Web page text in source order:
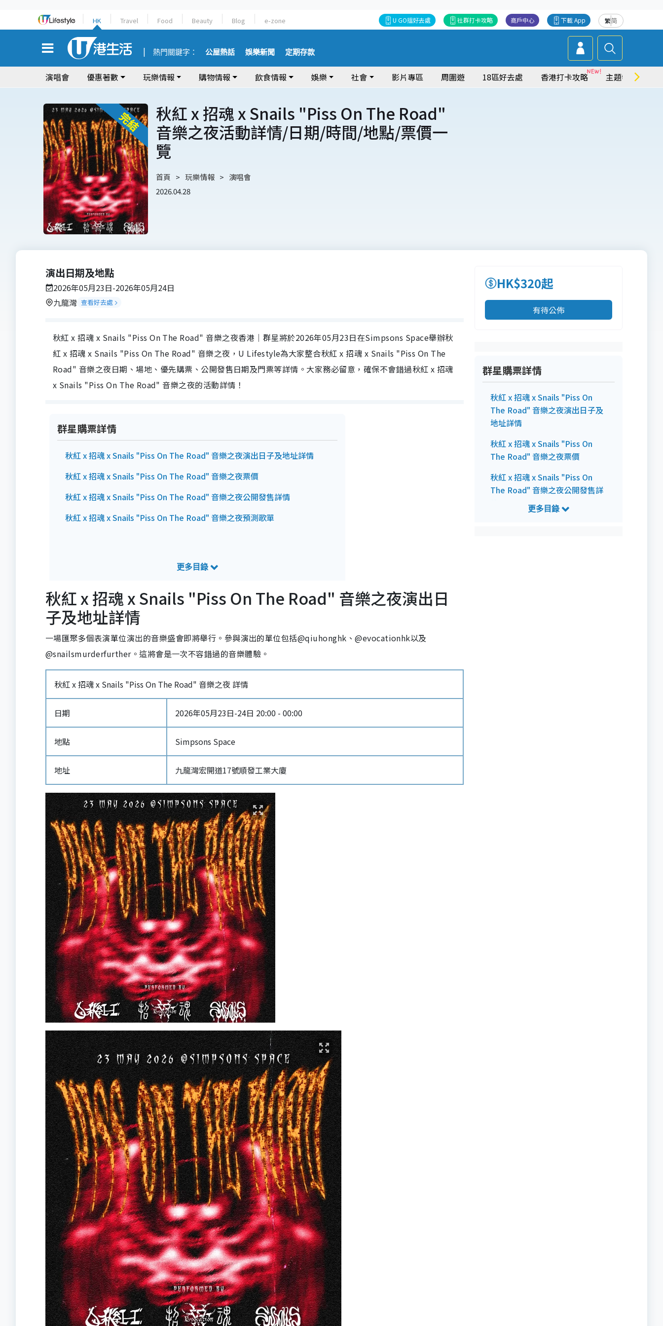
HK Travel Food Beauty Blog e-zone 繁简
下載 App
商戶中心
社群打卡攻略
U GO搵好去處
熱門關鍵字： 公屋熱話 娛樂新聞 定期存款
演唱會 優惠著數 玩樂情報 購物情報 飲食情報 娛樂 社會 影片專區 周圍遊 18區好去處 香港打卡攻略 主題特集
秋紅 x 招魂 x Snails "Piss On The Road"
音樂之夜活動詳情/日期/時間/地點/票價一
覽
首頁 玩樂情報
演唱會
2026.04.28
演出日期及地點
2026年05月23日-2026年05月24日
九龍灣 查看好去處
秋紅 x 招魂 x Snails "Piss On The Road" 音樂之夜香港｜群星將於2026年05月23日在Simpsons Space舉辦秋
紅 x 招魂 x Snails "Piss On The Road" 音樂之夜，U Lifestyle為大家整合秋紅 x 招魂 x Snails "Piss On The
Road" 音樂之夜日期、場地、優先購票、公開發售日期及門票等詳情。大家務必留意，確保不會錯過秋紅 x 招魂
x Snails "Piss On The Road" 音樂之夜的活動詳情！
群星購票詳情
秋紅 x 招魂 x Snails "Piss On The Road" 音樂之夜演出日子及地址詳情
秋紅 x 招魂 x Snails "Piss On The Road" 音樂之夜票價
秋紅 x 招魂 x Snails "Piss On The Road" 音樂之夜公開發售詳情
秋紅 x 招魂 x Snails "Piss On The Road" 音樂之夜預測歌單
秋紅 x 招魂 x Snails "Piss On The Road" 音樂之夜演出日
子及地址詳情
一場匯聚多個表演單位演出的音樂盛會即將舉行。參與演出的單位包括@qiuhonghk、@evocationhk以及
@snailsmurderfurther。這將會是一次不容錯過的音樂體驗。
秋紅 x 招魂 x Snails "Piss On The Road" 音樂之夜 詳情
日期 2026年05月23日-24日 20:00 - 00:00
地點 Simpsons Space
地址 九龍灣宏開道17號順發工業大廈
HK$320起
有待公佈
群星購票詳情
秋紅 x 招魂 x Snails "Piss On
The Road" 音樂之夜演出日子及
地址詳情
秋紅 x 招魂 x Snails "Piss On
The Road" 音樂之夜票價
秋紅 x 招魂 x Snails "Piss On
The Road" 音樂之夜公開發售詳